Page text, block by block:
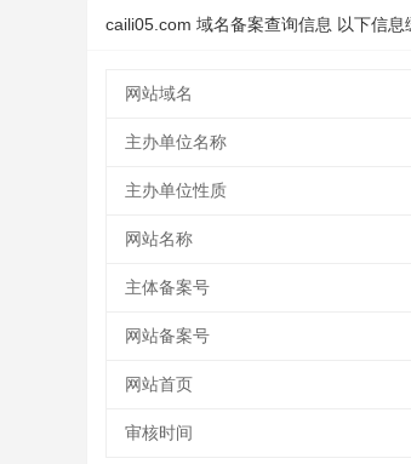
caili05.com 域名备案查询信息 以下信息
网站域名
主办单位名称
主办单位性质
网站名称
主体备案号
网站备案号
网站首页
审核时间